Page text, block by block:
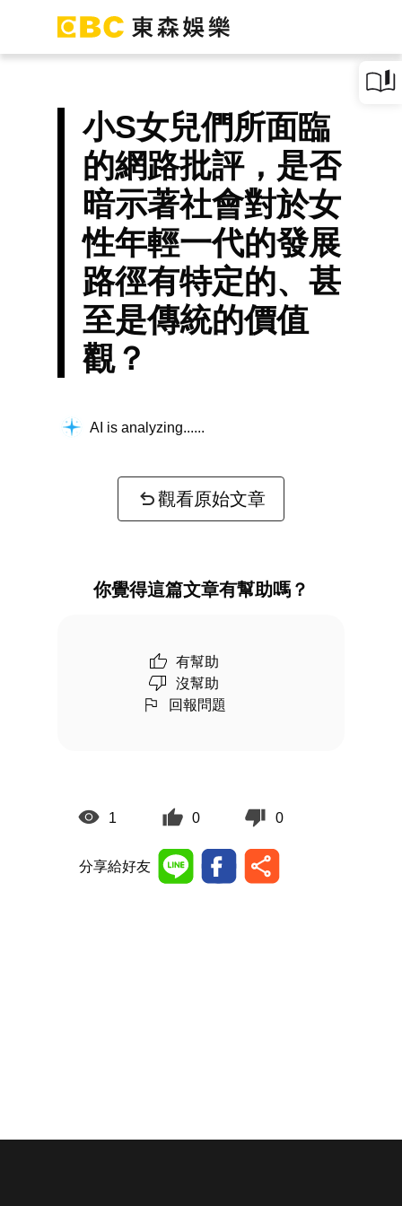
小S女兒們所面臨
的網路批評，是否
暗示著社會對於女
性年輕一代的發展
路徑有特定的、甚
至是傳統的價值
觀？
AI is analyzing...
觀看原始文章
你覺得這篇文章有幫助嗎？
有幫助
沒幫助
回報問題
1 0 0
分享給好友